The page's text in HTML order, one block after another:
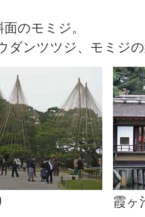
面のモミジ。
ダンツツジ、モミジ
霞ヶ